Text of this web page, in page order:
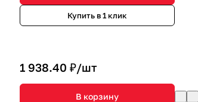
Купить в 1 клик
1 938.40 ₽/шт
В корзину